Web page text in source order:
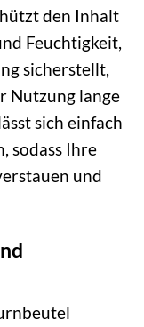
den Inhalt
Feuchtigkeit,
sicherstellt,
Nutzung lange
sich einfach
sodass Ihre
und